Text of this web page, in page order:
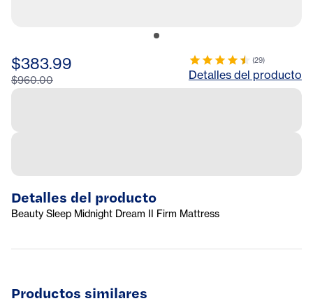
$383.99
$960.00
(29)
Detalles del producto
Detalles del producto
Beauty Sleep Midnight Dream II Firm Mattress
Productos similares